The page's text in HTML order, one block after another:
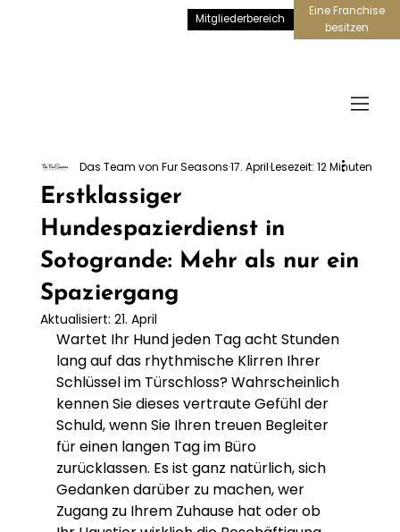
Mitgliederbereich
Eine Franchise
besitzen
Erstklassiger
Hundespazierdienst in
Sotogrande: Mehr als nur ein
Spaziergang
Das Team von Fur Seasons17. AprilLesezeit: 12 Minuten
Aktualisiert: 21. April
Wartet Ihr Hund jeden Tag acht Stunden
lang auf das rhythmische Klirren Ihrer
Schlüssel im Türschloss? Wahrscheinlich
kennen Sie dieses vertraute Gefühl der
Schuld, wenn Sie Ihren treuen Begleiter
für einen langen Tag im Büro
zurücklassen. Es ist ganz natürlich, sich
Gedanken darüber zu machen, wer
Zugang zu Ihrem Zuhause hat oder ob